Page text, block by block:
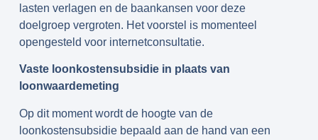
lasten verlagen en de baankansen voor deze
doelgroep vergroten. Het voorstel is momenteel
opengesteld voor internetconsultatie.
Vaste loonkostensubsidie in plaats van
loonwaardemeting
Op dit moment wordt de hoogte van de
loonkostensubsidie bepaald aan de hand van een